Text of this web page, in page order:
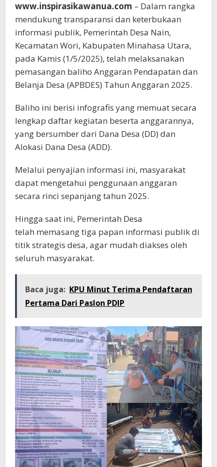
www.inspirasikawanua.com – Dalam rangka
mendukung transparansi dan keterbukaan
informasi publik, Pemerintah Desa Nain,
Kecamatan Wori, Kabupaten Minahasa Utara,
pada Kamis (1/5/2025), telah melaksanakan
pemasangan baliho Anggaran Pendapatan dan
Belanja Desa (APBDES) Tahun Anggaran 2025.
Baliho ini berisi infografis yang memuat secara
lengkap daftar kegiatan beserta anggarannya,
yang bersumber dari Dana Desa (DD) dan
Alokasi Dana Desa (ADD).
Melalui penyajian informasi ini, masyarakat
dapat mengetahui penggunaan anggaran
secara rinci sepanjang tahun 2025.
Hingga saat ini, Pemerintah Desa
telah memasang tiga papan informasi publik di
titik strategis desa, agar mudah diakses oleh
seluruh masyarakat.
Baca juga: KPU Minut Terima Pendaftaran
Pertama Dari Paslon PDIP